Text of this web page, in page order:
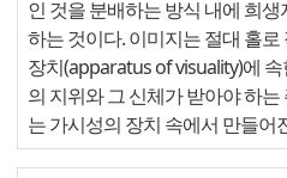
인 것을 분배하는 방식 내에 희
하는 것이다. 이미지는 절대 홀
장치(apparatus of visuality)에
의 지위와 그 신체가 받아야 하
는 가시성의 장치 속에서 만들어